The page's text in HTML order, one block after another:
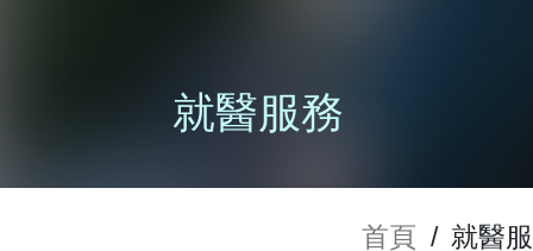
就醫服務
首頁 / 就醫